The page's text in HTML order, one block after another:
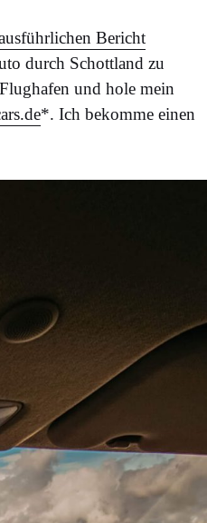
Bericht
durch Schottland zu
und hole mein
*. Ich bekomme einen